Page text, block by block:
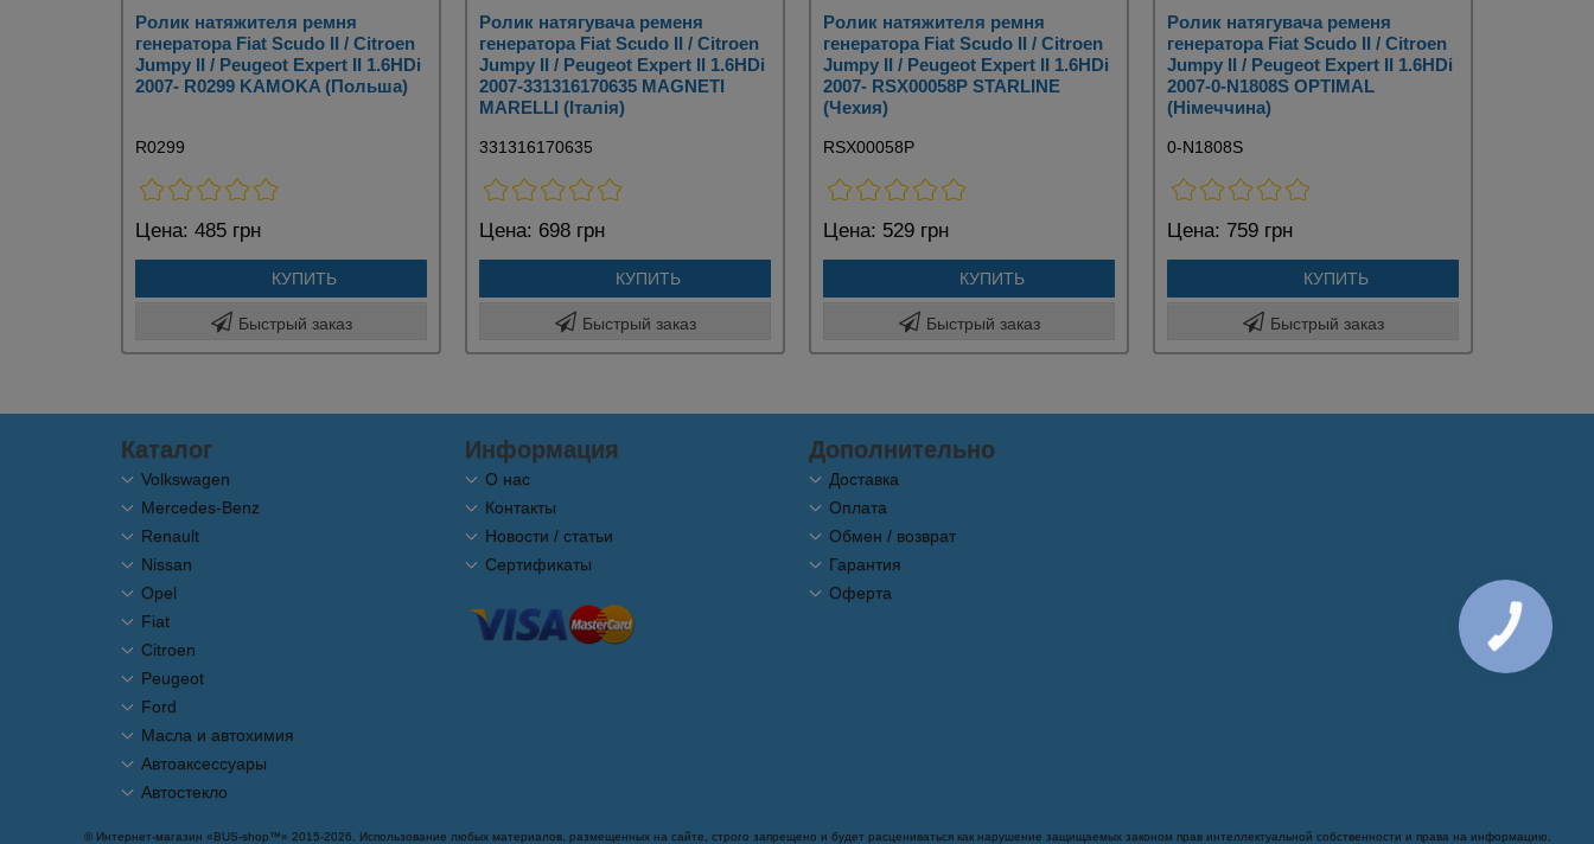
Ролик натяжителя ремня
генератора Fiat Scudo II / Citroen
Jumpy II / Peugeot Expert II 1.6HDi
2007- R0299 KAMOKA (Польша)
R0299
Цена: 485 грн
КУПИТЬ
Быстрый заказ
Ролик натягувача ременя
генератора Fiat Scudo II / Citroen
Jumpy II / Peugeot Expert II 1.6HDi
2007-331316170635 MAGNETI
MARELLI (Італія)
331316170635
Цена: 698 грн
КУПИТЬ
Быстрый заказ
Ролик натяжителя ремня
генератора Fiat Scudo II / Citroen
Jumpy II / Peugeot Expert II 1.6HDi
2007- RSX00058P STARLINE
(Чехия)
RSX00058P
Цена: 529 грн
КУПИТЬ
Быстрый заказ
Ролик натягувача ременя
генератора Fiat Scudo II / Citroen
Jumpy II / Peugeot Expert II 1.6HDi
2007-0-N1808S OPTIMAL
(Німеччина)
0-N1808S
Цена: 759 грн
КУПИТЬ
Быстрый заказ
Каталог
Volkswagen
Mercedes-Benz
Renault
Nissan
Opel
Fiat
Citroen
Peugeot
Ford
Масла и автохимия
Автоаксессуары
Автостекло
Информация
О нас
Контакты
Новости / статьи
Сертификаты
Дополнительно
Доставка
Оплата
Обмен / возврат
Гарантия
Оферта
© Интернет-магазин «BUS-shop™» 2015-2026. Использование любых материалов, размещенных на сайте, строго запрещено и будет расцениваться как нарушение защищаемых законом прав интеллектуальной собственности и права на информацию.